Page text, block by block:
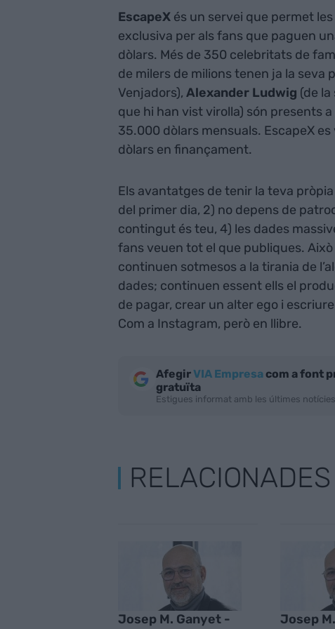
EscapeX és un servei que permet
exclusiva per als fans que paguen
dòlars. Més de 350 celebritats de
de milers de milions tenen ja la seva
Venjadors), Alexander Ludwig (de la
que hi han vist virolla) són presents
35.000 dòlars mensuals. EscapeX
dòlars en finançament.
Els avantatges de tenir la teva
del primer dia, 2) no depens de
contingut és teu, 4) les dades
fans veuen tot el que publiques.
continuen sotmesos a la tirania de
dades; continuen essent ells el
de pagar, crear un alter ego i
Com a Instagram, però en llibre.
AfegirVIA Empresacom a font
gratuïta
Estigues informat amb les últimes
RELACIONADES
Josep M. Ganyet - Josep